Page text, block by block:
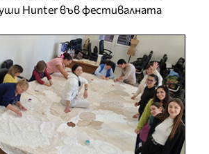
Hunter във фестивалната